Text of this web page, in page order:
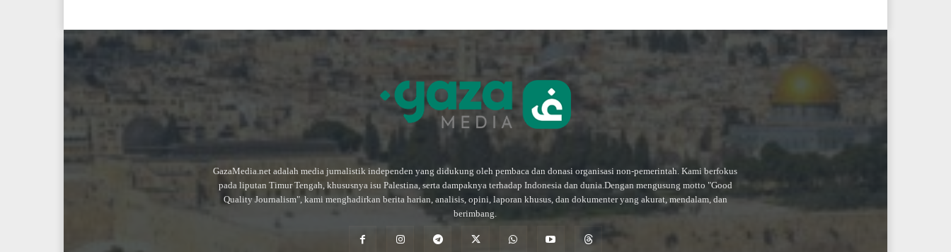
GazaMedia.net adalah media jurnalistik independen yang didukung oleh pembaca dan donasi organisasi non-pemerintah. Kami berfokus
pada liputan Timur Tengah, khususnya isu Palestina, serta dampaknya terhadap Indonesia dan dunia.Dengan mengusung motto "Good
Quality Journalism", kami menghadirkan berita harian, analisis, opini, laporan khusus, dan dokumenter yang akurat, mendalam, dan
berimbang.